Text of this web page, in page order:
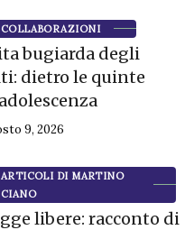
COLLABORAZIONI
bugiarda degli
dietro le quinte
9, 2026
ARTICOLI DI MARTINO
CIANO
libere: racconto di